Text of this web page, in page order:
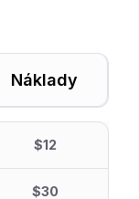
Náklady
$12
$30